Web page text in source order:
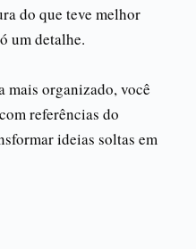
do que teve melhor
um detalhe.
mais organizado, você
referências do
ideias soltas em